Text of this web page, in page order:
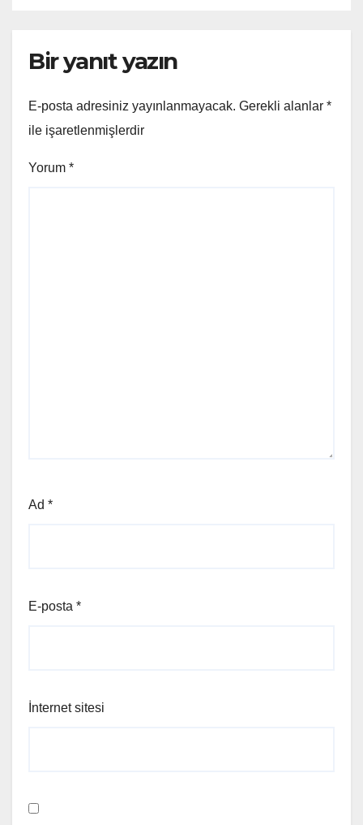
Bir yanıt yazın
E-posta adresiniz yayınlanmayacak. Gerekli alanlar *
ile işaretlenmişlerdir
Yorum *
Ad *
E-posta *
İnternet sitesi